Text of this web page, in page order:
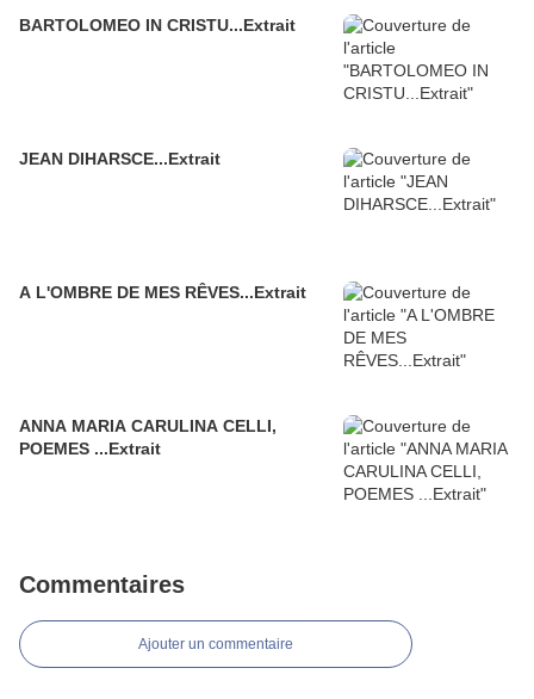
BARTOLOMEO IN CRISTU...Extrait
JEAN DIHARSCE...Extrait
A L'OMBRE DE MES RÊVES...Extrait
ANNA MARIA CARULINA CELLI,
POEMES ...Extrait
Commentaires
Ajouter un commentaire